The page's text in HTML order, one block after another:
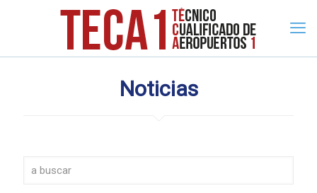
Noticias